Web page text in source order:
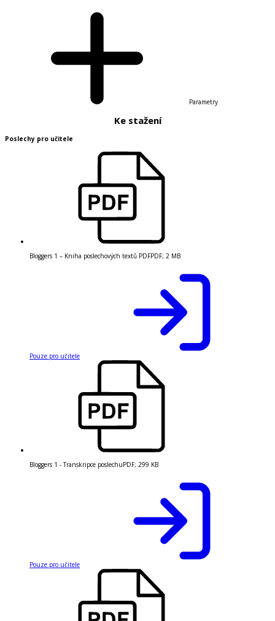
Parametry
Ke stažení
Poslechy pro učitele
Bloggers 1 – Kniha poslechových textů PDFPDF; 2 MB
Pouze pro učitele
Bloggers 1 - Transkripce poslechuPDF; 299 KB
Pouze pro učitele